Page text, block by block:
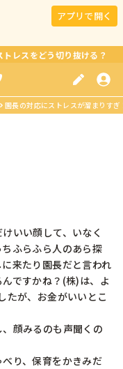
アプリで開く
レスをどう切り抜ける？
園長の対応にストレスが溜まりす
いい顔して、いなく
ふらふら人のあら探
来たり園長だと言われ
ですかね？(株)は、よ
たが、お金がいいとこ
顔みるのも声聞くの
り、保育をかきみだ